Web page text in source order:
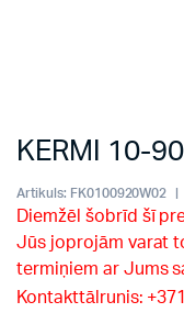
KERMI 10-
Artikuls: FK0100920W02
Diemžēl šobrīd šī
Jūs joprojām varat
termiņiem ar Jums
Kontakttālrunis: